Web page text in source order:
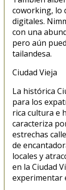
coworking, lo
digitales.
con una
pero aún
tailandesa.
Ciudad Vieja
La histórica
para los
rica cultura e
caracteriza
estrechas
de
locales y
en la Ciudad
experimentar